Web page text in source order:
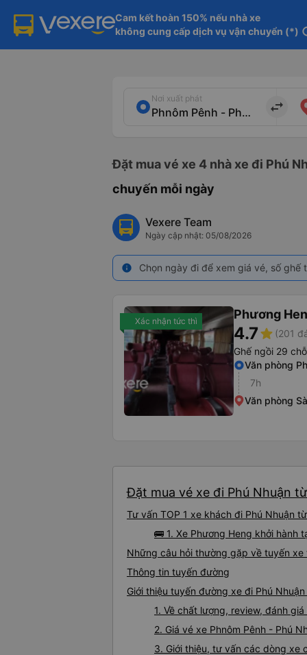
Cam kết hoàn 150% nếu nhà xe
không cung cấp dịch vụ vận chuyển (*)
Nơi xuất phát
import_export
Đặt mua vé xe 4 nhà xe đi Phú
chuyến mỗi ngày
Vexere Team
Ngày cập nhật: 05/08/2026
info Chọn ngày đi để xem giá vé, số
Xác nhận tức thì Phương
4.7star (201
Ghế ngồi 29 chỗ
Văn phòng
7h
Văn phòng
Đặt mua vé xe đi Phú Nhuận
Tư vấn TOP 1 xe khách đi Phú Nhuận
🚌 1. Xe Phương Heng khởi hành
Những câu hỏi thường gặp về tuyến xe
Thông tin tuyến đường
Giới thiệu tuyến đường xe đi Phú
1. Về chất lượng, review, đánh
2. Giá vé xe Phnôm Pênh - Phú
3. Giới thiệu, tư vấn các dòng xe